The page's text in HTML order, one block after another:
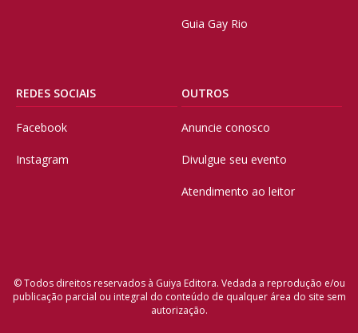
Guia Gay Rio
REDES SOCIAIS
Facebook
Instagram
OUTROS
Anuncie conosco
Divulgue seu evento
Atendimento ao leitor
© Todos direitos reservados à Guiya Editora. Vedada a reprodução e/ou
publicação parcial ou integral do conteúdo de qualquer área do site sem
autorização.